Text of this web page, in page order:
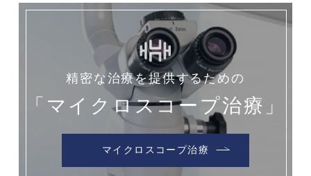
精密な治療を提供するための
「マイクロスコープ治療」
マイクロスコープ治療